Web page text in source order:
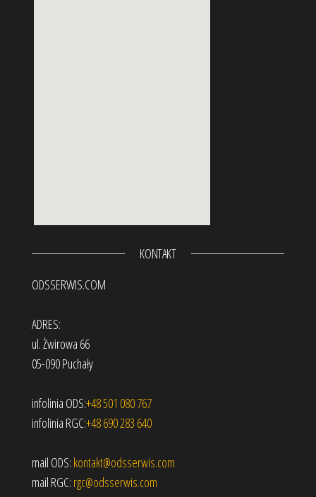
embed google my maps
KONTAKT
ODSSERWIS.COM
ADRES:
ul. Żwirowa 66
05-090 Puchały
infolinia ODS:+48 501 080 767
infolinia RGC:+48 690 283 640
mail ODS: kontakt@odsserwis.com
mail RGC: rgc@odsserwis.com